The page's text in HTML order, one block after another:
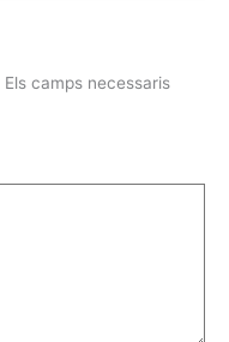
Els camps necessaris